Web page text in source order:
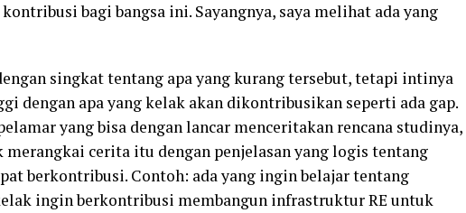
bagi bangsa ini. Sayangnya, saya melihat ada yang
singkat tentang apa yang kurang tersebut, tetapi intinya
dengan apa yang kelak akan dikontribusikan seperti ada gap.
yang bisa dengan lancar menceritakan rencana studinya,
cerita itu dengan penjelasan yang logis tentang
berkontribusi. Contoh: ada yang ingin belajar tentang
ingin berkontribusi membangun infrastruktur RE untuk